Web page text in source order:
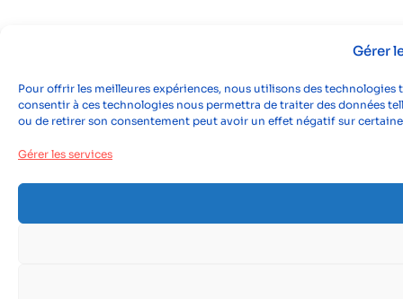
Gérer
Pour offrir les meilleures expériences, nous utilisons des
consentir à ces technologies nous permettra de traiter des données
ou de retirer son consentement peut avoir un effet négatif sur
Gérer les services